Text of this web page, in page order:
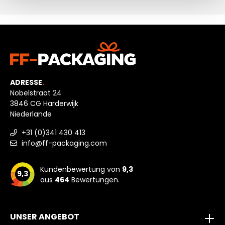
ADRESSE.
Nobelstraat 24
3846 CG Harderwijk
Niederlande
+31 (0)341 430 413
info@ff-packaging.com
9,3 Kundenbewertung von 9,3
aus 464 Bewertungen.
UNSER ANGEBOT